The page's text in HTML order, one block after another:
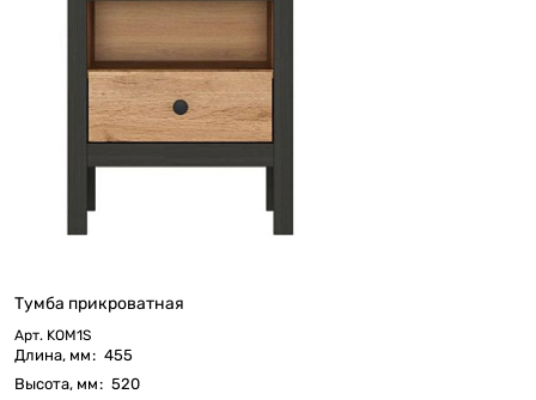
Тумба прикроватная
Арт. KOM1S
Длина, мм: 455
Высота, мм: 520